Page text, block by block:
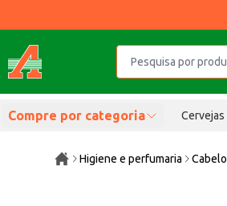
Compre por categoria Cervejas
Higiene e perfumaria Cabelo